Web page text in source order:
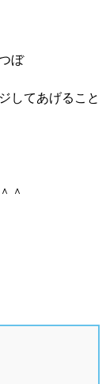
ぼ
してあげること
＾